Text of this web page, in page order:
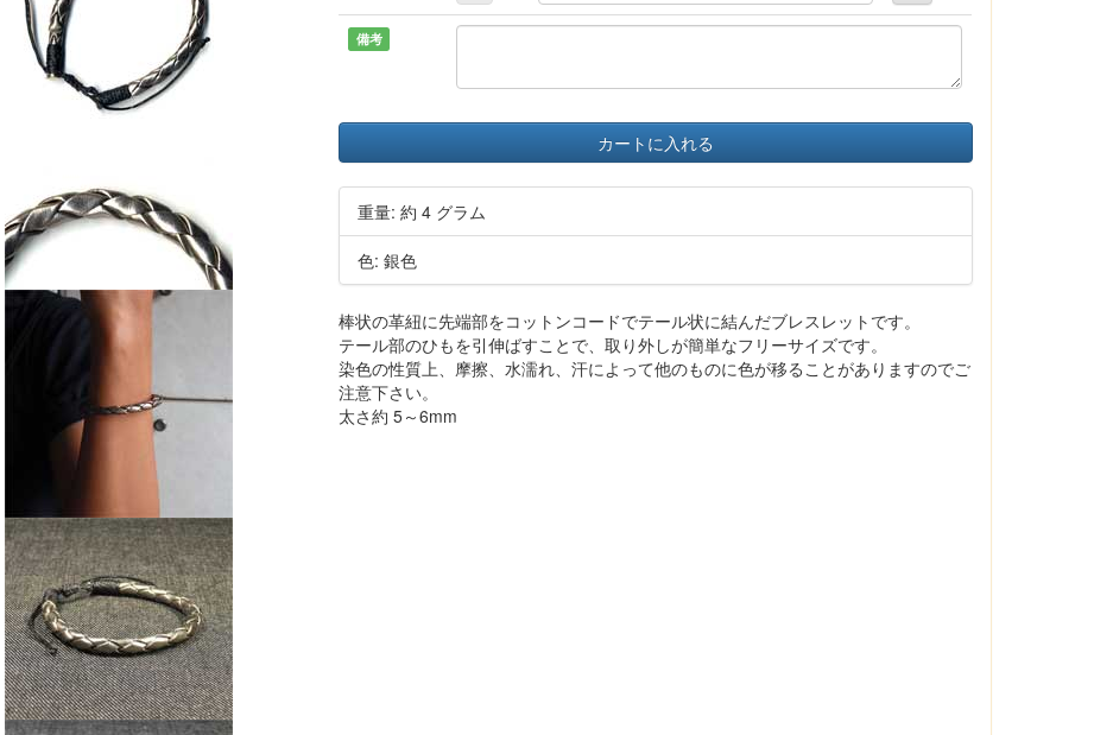
備考
カートに入れる
重量: 約 4 グラム
色: 銀色
棒状の革紐に先端部をコットンコードでテール状に結んだブレスレットです。
テール部のひもを引伸ばすことで、取り外しが簡単なフリーサイズです。
染色の性質上、摩擦、水濡れ、汗によって他のものに色が移ることがありますのでご
注意下さい。
太さ約 5～6mm